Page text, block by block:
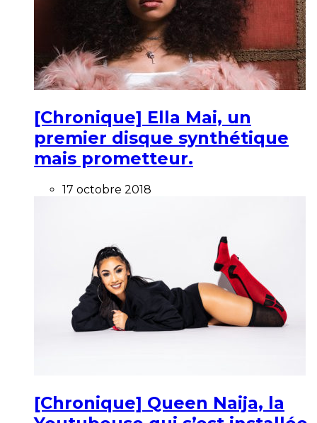
[Chronique] Ella Mai, un
premier disque synthétique
mais prometteur.
17 octobre 2018
[Chronique] Queen Naija, la